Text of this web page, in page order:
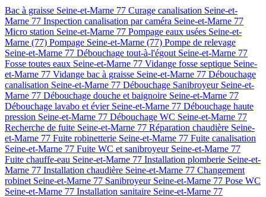
Bac à graisse Seine-et-Marne 77 Curage canalisation Seine-et-
Marne 77 Inspection canalisation par caméra Seine-et-Marne 77
Micro station Seine-et-Marne 77 Pompage eaux usées Seine-et-
Marne (77) Pompage Seine-et-Marne (77) Pompe de relevage
Seine-et-Marne 77 Débouchage tout-à-l'égout Seine-et-Marne 77
Fosse toutes eaux Seine-et-Marne 77 Vidange fosse septique Seine-
et-Marne 77 Vidange bac à graisse Seine-et-Marne 77 Débouchage
canalisation Seine-et-Marne 77 Débouchage Sanibroyeur Seine-et-
Marne 77 Débouchage douche et baignoire Seine-et-Marne 77
Débouchage lavabo et évier Seine-et-Marne 77 Débouchage haute
pression Seine-et-Marne 77 Débouchage WC Seine-et-Marne 77
Recherche de fuite Seine-et-Marne 77 Réparation chaudière Seine-
et-Marne 77 Fuite robinetterie Seine-et-Marne 77 Fuite canalisation
Seine-et-Marne 77 Fuite WC et sanibroyeur Seine-et-Marne 77
Fuite chauffe-eau Seine-et-Marne 77 Installation plomberie Seine-et-
Marne 77 Installation chaudière Seine-et-Marne 77 Changement
robinet Seine-et-Marne 77 Sanibroyeur Seine-et-Marne 77 Pose WC
Seine-et-Marne 77 Installation sanitaire Seine-et-Marne 77